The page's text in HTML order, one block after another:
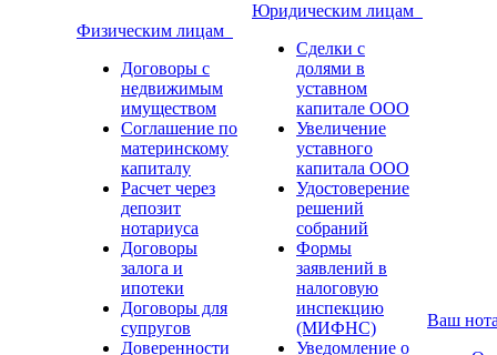
Физическим лицам
Договоры с
недвижимым
имуществом
Соглашение по
материнскому
капиталу
Расчет через
депозит
нотариуса
Договоры
залога и
ипотеки
Договоры для
супругов
Доверенности
Юридическим лицам
Сделки с
долями в
уставном
капитале ООО
Увеличение
уставного
капитала ООО
Удостоверение
решений
собраний
Формы
заявлений в
налоговую
инспекцию
(МИФНС)
Уведомление о
Ваш